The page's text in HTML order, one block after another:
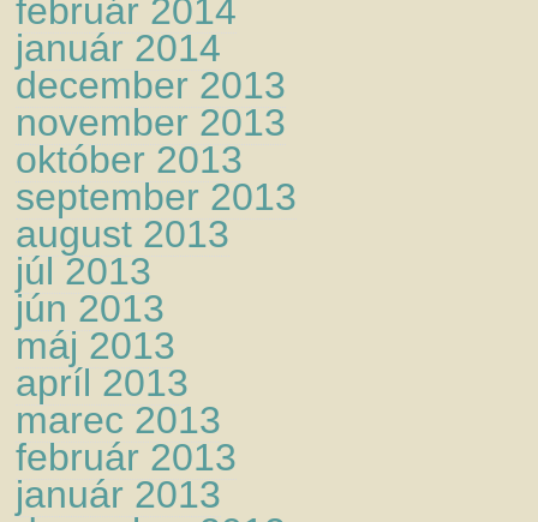
február 2014
január 2014
december 2013
november 2013
október 2013
september 2013
august 2013
júl 2013
jún 2013
máj 2013
apríl 2013
marec 2013
február 2013
január 2013